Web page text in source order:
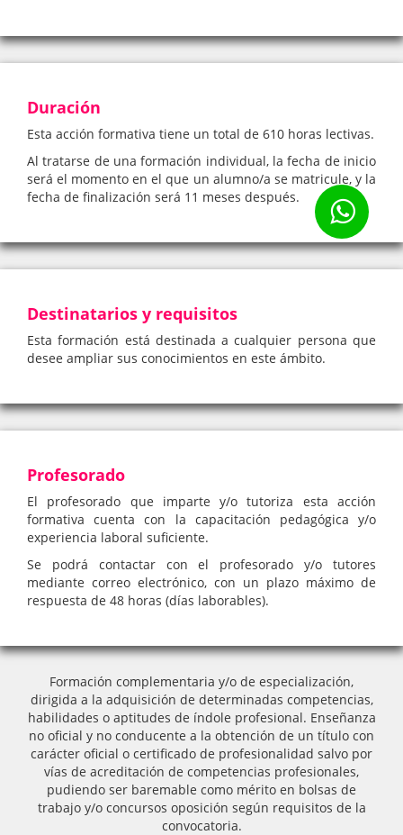
Duración
Esta acción formativa tiene un total de 610 horas lectivas.
Al tratarse de una formación individual, la fecha de inicio
será el momento en el que un alumno/a se matricule, y la
fecha de finalización será 11 meses después.
Destinatarios y requisitos
Esta formación está destinada a cualquier persona que
desee ampliar sus conocimientos en este ámbito.
Profesorado
El profesorado que imparte y/o tutoriza esta acción
formativa cuenta con la capacitación pedagógica y/o
experiencia laboral suficiente.
Se podrá contactar con el profesorado y/o tutores
mediante correo electrónico, con un plazo máximo de
respuesta de 48 horas (días laborables).
Formación complementaria y/o de especialización,
dirigida a la adquisición de determinadas competencias,
habilidades o aptitudes de índole profesional. Enseñanza
no oficial y no conducente a la obtención de un título con
carácter oficial o certificado de profesionalidad salvo por
vías de acreditación de competencias profesionales,
pudiendo ser baremable como mérito en bolsas de
trabajo y/o concursos oposición según requisitos de la
convocatoria.